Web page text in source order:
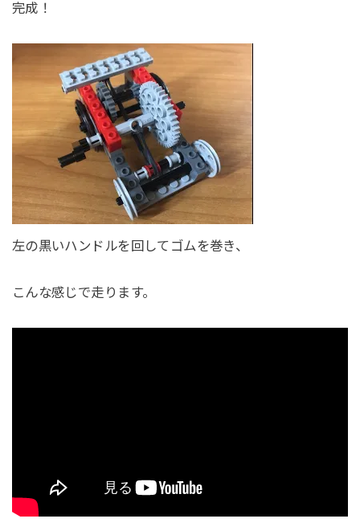
完成！
左の黒いハンドルを回してゴムを巻き、
こんな感じで走ります。